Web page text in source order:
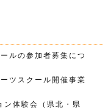
ルの参加者募集につ
ツスクール開催事業
ン体験会（県北・県